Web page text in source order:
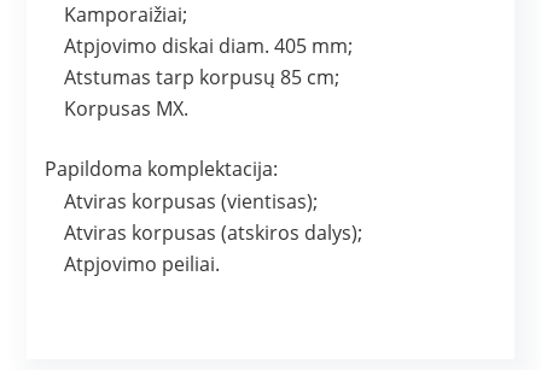
Kamporaižiai;
Atpjovimo diskai diam. 405 mm;
Atstumas tarp korpusų 85 cm;
Korpusas MX.
Papildoma komplektacija:
Atviras korpusas (vientisas);
Atviras korpusas (atskiros dalys);
Atpjovimo peiliai.